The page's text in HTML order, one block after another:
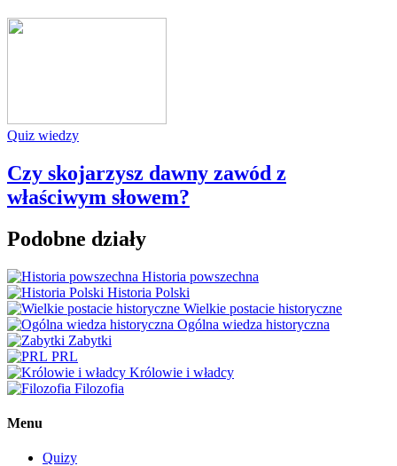
Quiz wiedzy
Czy skojarzysz dawny zawód z
właściwym słowem?
Podobne działy
Historia powszechna
Historia Polski
Wielkie postacie historyczne
Ogólna wiedza historyczna
Zabytki
PRL
Królowie i władcy
Filozofia
Menu
Quizy